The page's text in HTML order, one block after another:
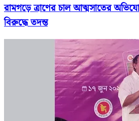
রামগড়ে ত্রাণের চাল আত্মসাতের
বিরুদ্ধে তদন্ত